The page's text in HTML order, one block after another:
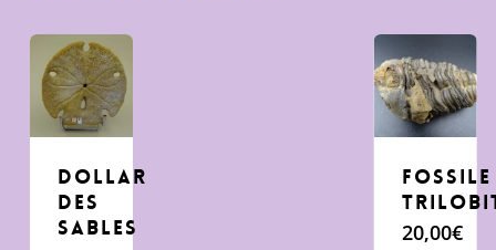
DOLLAR
DES
SABLES
FOSSILE
20,00€